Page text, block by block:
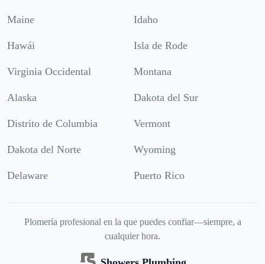
Maine Idaho
Hawái Isla de Rode
Virginia Occidental Montana
Alaska Dakota del Sur
Distrito de Columbia Vermont
Dakota del Norte Wyoming
Delaware Puerto Rico
Plomería profesional en la que puedes confiar—siempre, a
cualquier hora.